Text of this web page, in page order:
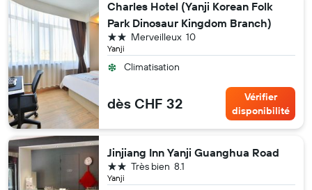
Charles Hotel (Yanji Korean Folk
Park Dinosaur Kingdom Branch)
Yanji
10
Merveilleux
2 étoiles
Climatisation
dès CHF 32
Vérifier
disponibilité
Jinjiang Inn Yanji Guanghua Road
Yanji
8.1
Très bien
2 étoiles